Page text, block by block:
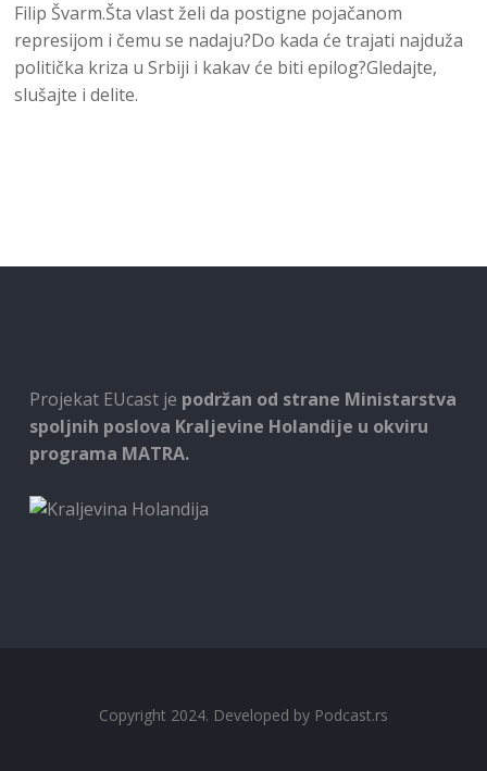
Filip Švarm.Šta vlast želi da postigne pojačanom
represijom i čemu se nadaju?Do kada će trajati najduža
politička kriza u Srbiji i kakav će biti epilog?Gledajte,
slušajte i delite.
Projekat EUcast je podržan od strane Ministarstva
spoljnih poslova Kraljevine Holandije u okviru
programa MATRA.
Copyright 2024. Developed by Podcast.rs